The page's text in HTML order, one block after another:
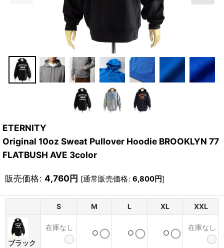
ETERNITY
Original 10oz Sweat Pullover Hoodie BROOKLYN 77
FLATBUSH AVE 3color
販売価格: 4,760円 [通常販売価格: 6,800円]
S M L XL XXL
ブラック
在庫なし
○ ○ ○
在庫なし